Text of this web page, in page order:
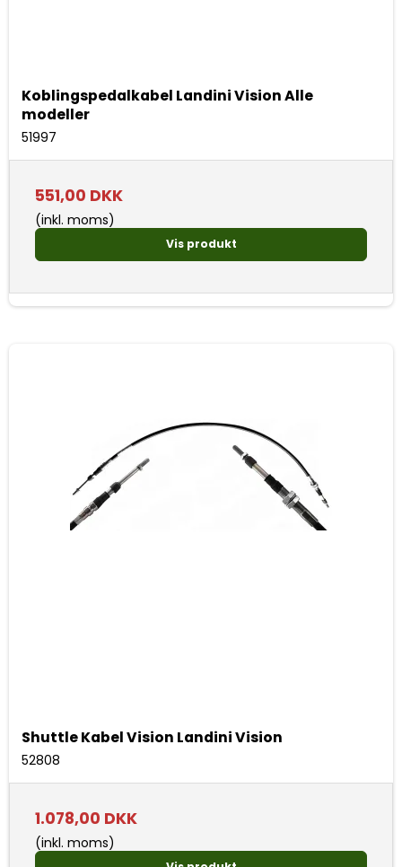
Koblingspedalkabel Landini Vision Alle
modeller
51997
551,00 DKK
(inkl. moms)
Vis produkt
Shuttle Kabel Vision Landini Vision
52808
1.078,00 DKK
(inkl. moms)